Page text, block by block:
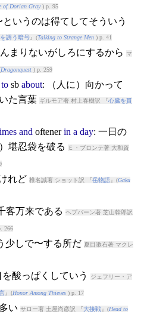
of Dorian Gray) p. 95
いうのは得てしてそういう
誘う暗号』(Talking to Strange Men) p. 41
まりないがしろにするから マ
Dragonquest) p. 259
tosb about: （人に）向かって
た言葉 ギルモア著 村上春樹訳 『心臓を貫
and oftenerin a day: 一日の
堪忍袋を破る
Ｅ・ブロンテ著 大和資
れど 椎名誠著 ショット訳 『岳物語』(Gaku
客万来である ヘプバーン著 芝山幹郎訳
266
少しで〜する所だ 夏目漱石著 マクレ
酸っぱくしていう ジェフリー・ア
』(Honor Among Thieves) p. 17
い サロー著 土屋尚彦訳 『 大接戦』(Head to